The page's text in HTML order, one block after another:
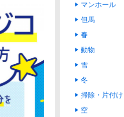
マンホール
但馬
春
動物
雪
冬
掃除・片付け
空